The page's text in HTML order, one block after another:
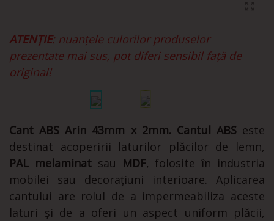
ATENȚIE: nuanțele culorilor produselor
prezentate mai sus, pot diferi sensibil față de
original!
Cant ABS Arin 43mm x 2mm. Cantul ABSeste
destinat acoperirii laturilor plăcilor de lemn,
PAL melaminatsau MDF, folosite în industria
mobilei sau decorațiuni interioare. Aplicarea
cantului are rolul de a impermeabiliza aceste
laturi și de a oferi un aspect uniform plăcii,